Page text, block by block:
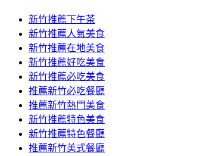
新竹推薦下午茶
新竹推薦人氣美食
新竹推薦在地美食
新竹推薦好吃美食
新竹推薦必吃美食
推薦新竹必吃餐廳
推薦新竹熱門美食
新竹推薦特色美食
新竹推薦特色餐廳
推薦新竹美式餐廳